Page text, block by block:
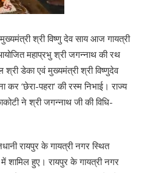
श्री विष्णु देव साय आज गायत्री
महाप्रभु श्री जगन्नाथ की रथ
श्री डेका एवं मुख्यमंत्री श्री विष्णुदेव
‘छेरा-पहरा‘ की रस्म निभाई। राज्य
ने श्री जगन्नाथ जी की विधि-
रायपुर के गायत्री नगर स्थित
शामिल हुए। रायपुर के गायत्री नगर